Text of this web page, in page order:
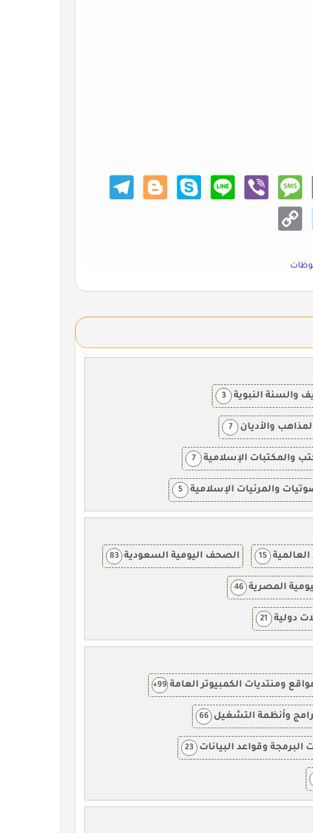
Mess
age
Viber
Line
Skype
Blogg
er
Teleg
ram
Copy
Link
والسنة النبوية 3
والأديان 7
والمكتبات الإسلامية 7
والمرئيات الإسلامية 5
العالمية 15 الصحف اليومية السعودية 83
المصرية 46
دولية 21
ومنتديات الكمبيوتر العامة 99+
وأنظمة التشغيل 66
البرمجة وقواعد البيانات 23